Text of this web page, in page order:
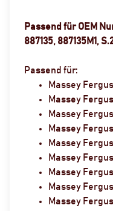
Passend für OEM
887135, 887135M1,
Passend für:
Massey
Massey
Massey
Massey
Massey
Massey
Massey
Massey
Massey